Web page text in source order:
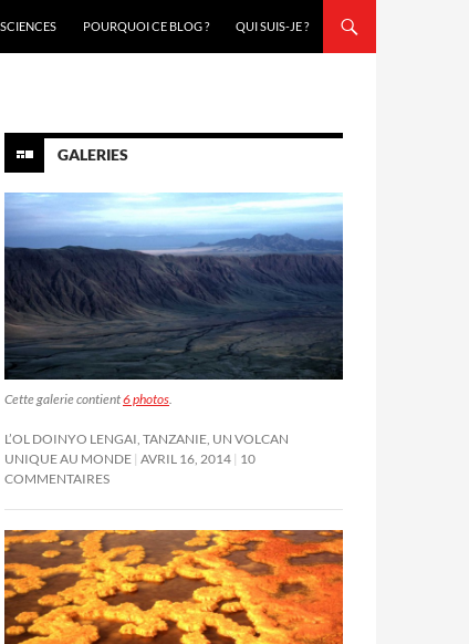
POURQUOI CE BLOG ? QUI SUIS-JE ?
GALERIES
Cette galerie contient6 photos.
L’OL DOINYO LENGAI, TANZANIE, UN VOLCAN
UNIQUE AU MONDE AVRIL 16, 2014 10
COMMENTAIRES